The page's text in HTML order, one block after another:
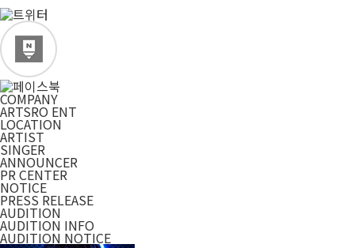
COMPANY
ARTSRO ENT
LOCATION
ARTIST
SINGER
ANNOUNCER
PR CENTER
NOTICE
PRESS RELEASE
AUDITION
AUDITION INFO
AUDITION NOTICE